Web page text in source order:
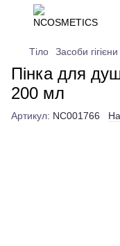
Тіло Засоби гігієни
Пінка для
200 мл
Артикул: NC001766